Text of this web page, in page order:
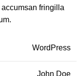
fringilla
WordPress
John Doe